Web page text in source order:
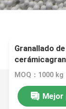
Granallado
de granallado
MOQ：1000 kg